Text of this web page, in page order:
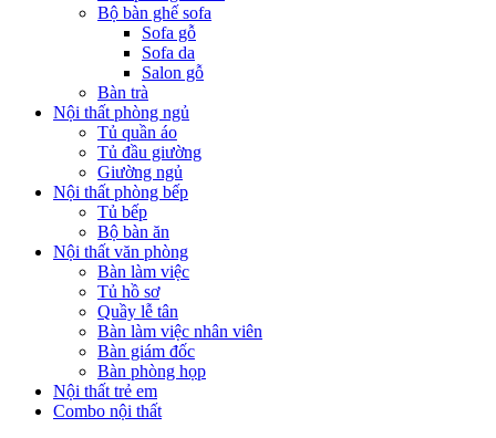
Bộ bàn ghế sofa
Sofa gỗ
Sofa da
Salon gỗ
Bàn trà
Nội thất phòng ngủ
Tủ quần áo
Tủ đầu giường
Giường ngủ
Nội thất phòng bếp
Tủ bếp
Bộ bàn ăn
Nội thất văn phòng
Bàn làm việc
Tủ hồ sơ
Quầy lễ tân
Bàn làm việc nhân viên
Bàn giám đốc
Bàn phòng họp
Nội thất trẻ em
Combo nội thất